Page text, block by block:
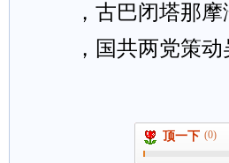
，古巴闭塔那摩
，国共两党策动
顶一下 (0)